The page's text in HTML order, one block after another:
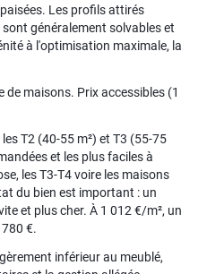
Les profils attirés
généralement solvables et
à l'optimisation maximale, la
maisons. Prix accessibles (1
T2 (40-55 m²) et T3 (55-75
et les plus faciles à
les T3-T4 voire les maisons
du bien est important : un
et plus cher. À 1 012 €/m², un
€.
inférieur au meublé,